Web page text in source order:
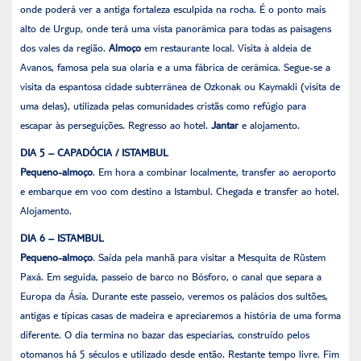
onde poderá ver a antiga fortaleza esculpida na rocha. É o ponto mais
alto de Urgup, onde terá uma vista panorâmica para todas as paisagens
dos vales da região. Almoço em restaurante local. Visita à aldeia de
Avanos, famosa pela sua olaria e a uma fábrica de cerâmica. Segue-se a
visita da espantosa cidade subterrânea de Ozkonak ou Kaymakli (visita de
uma delas), utilizada pelas comunidades cristãs como refúgio para
escapar às perseguições. Regresso ao hotel. Jantare alojamento.
DIA 5 – CAPADÓCIA / ISTAMBUL
Pequeno-almoço. Em hora a combinar localmente, transfer ao aeroporto
e embarque em voo com destino a Istambul. Chegada e transfer ao hotel.
Alojamento.
DIA 6 – ISTAMBUL
Pequeno-almoço. Saída pela manhã para visitar a Mesquita de Rüstem
Paxá. Em seguida, passeio de barco no Bósforo, o canal que separa a
Europa da Ásia. Durante este passeio, veremos os palácios dos sultões,
antigas e típicas casas de madeira e apreciaremos a história de uma forma
diferente. O dia termina no bazar das especiarias, construído pelos
otomanos há 5 séculos e utilizado desde então. Restante tempo livre. Fim